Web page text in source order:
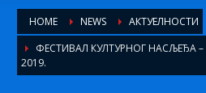
HOME NEWS
АКТУЕЛНОСТИ
ФЕСТИВАЛ КУЛТУРНОГ НАСЉЕЂА
2019.